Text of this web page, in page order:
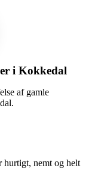
i Kokkedal
af gamle
hurtigt, nemt og helt